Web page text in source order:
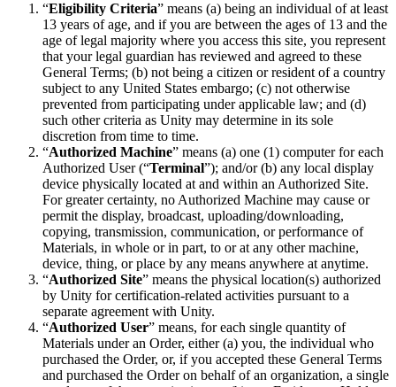
“Eligibility Criteria” means (a) being an individual of at least
13 years of age, and if you are between the ages of 13 and the
age of legal majority where you access this site, you represent
that your legal guardian has reviewed and agreed to these
General Terms; (b) not being a citizen or resident of a country
subject to any United States embargo; (c) not otherwise
prevented from participating under applicable law; and (d)
such other criteria as Unity may determine in its sole
discretion from time to time.
“Authorized Machine” means (a) one (1) computer for each
Authorized User (“Terminal”); and/or (b) any local display
device physically located at and within an Authorized Site.
For greater certainty, no Authorized Machine may cause or
permit the display, broadcast, uploading/downloading,
copying, transmission, communication, or performance of
Materials, in whole or in part, to or at any other machine,
device, thing, or place by any means anywhere at anytime.
“Authorized Site” means the physical location(s) authorized
by Unity for certification-related activities pursuant to a
separate agreement with Unity.
“Authorized User” means, for each single quantity of
Materials under an Order, either (a) you, the individual who
purchased the Order, or, if you accepted these General Terms
and purchased the Order on behalf of an organization, a single